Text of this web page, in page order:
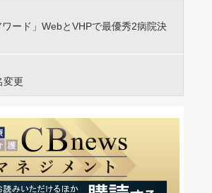
ワード」WebとVHPで最優秀2病院決
変更